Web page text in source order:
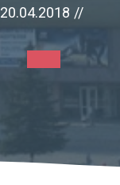
20.04.2018 //